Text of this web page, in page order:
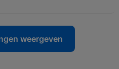
weergeven